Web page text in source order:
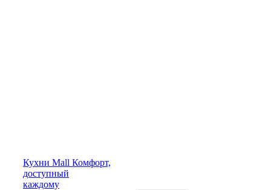
Кухни Mall Комфорт,
доступный
каждому